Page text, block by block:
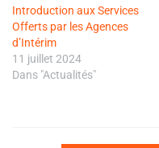
Introduction aux Services
Offerts par les Agences
d’Intérim
11 juillet 2024
Dans "Actualités"